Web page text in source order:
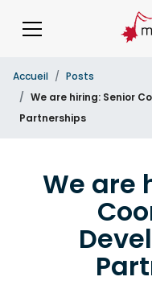
Accueil
Posts
We are hiring: Senior
Partnerships
We are